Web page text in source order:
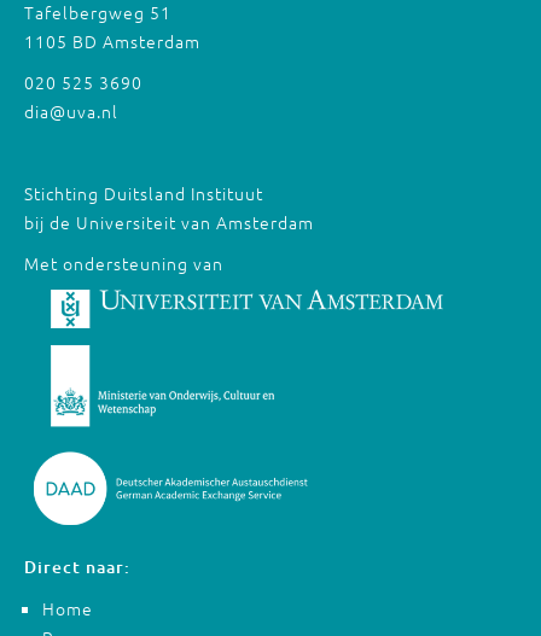
Tafelbergweg 51
1105 BD Amsterdam
020 525 3690
dia@uva.nl
Stichting Duitsland Instituut
bij de Universiteit van Amsterdam
Met ondersteuning van
Direct naar:
Home